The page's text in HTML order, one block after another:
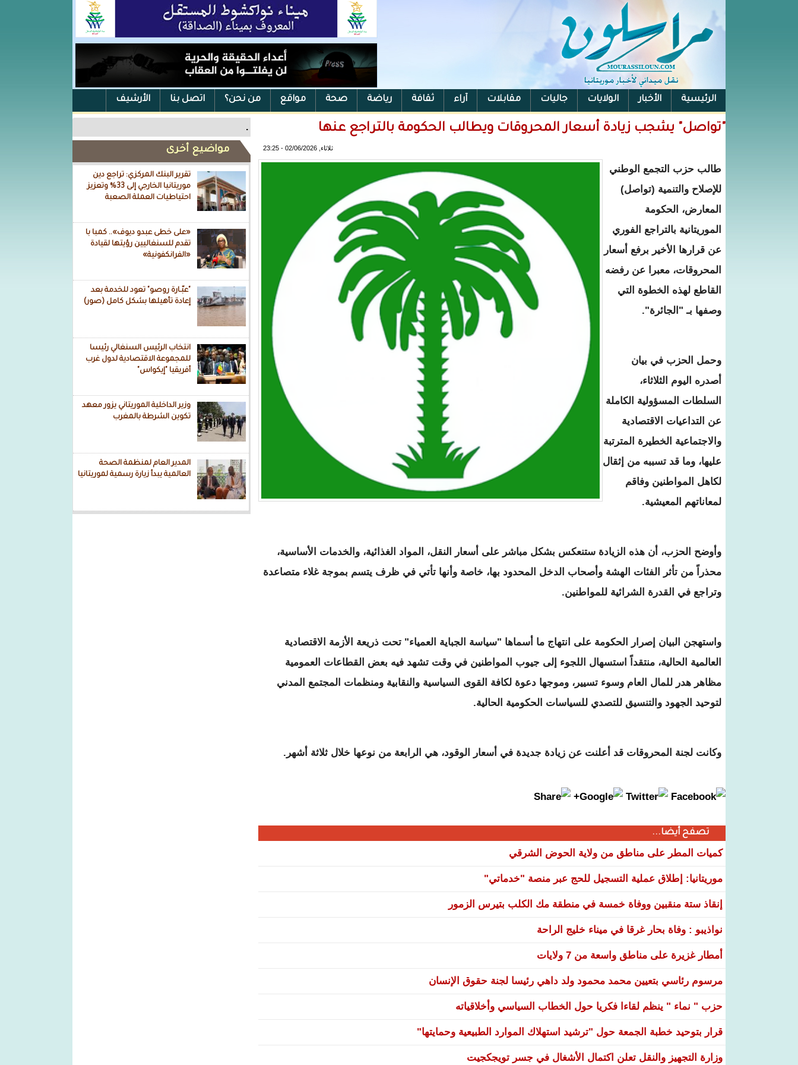
الرئيسية الأخبار الولايات جاليات مقابلات آراء ثقافة رياضة صحة مواقع من نحن؟ اتصل بنا الأرشيف
الفيس بوك .
مواضيع أخرى
تقرير البنك المركزي: تراجع دين
موريتانيا الخارجي إلى 33% وتعزيز
احتياطيات العملة الصعبة
«على خطى عبدو ديوف».. كمبا با
تقدم للسنغاليين رؤيتها لقيادة
«الفرانكفونية»
"عبّـارة روصو" تعود للخدمة بعد
إعادة تأهيلها بشكل كامل (صور)
انتخاب الرئيس السنغالي رئيسا
للمجموعة الاقتصادية لدول غرب
أفريقيا "إيكواس"
وزير الداخلية الموريتاني يزور معهد
تكوين الشرطة بالمغرب
المدير العام لمنظمة الصحة
العالمية يبدأ زيارة رسمية لموريتانيا
"تواصل" يشجب زيادة أسعار المحروقات ويطالب الحكومة بالتراجع عنها
ثلاثاء, 02/06/2026 - 23:25
طالب حزب التجمع الوطني
للإصلاح والتنمية (تواصل)
المعارض، الحكومة
الموريتانية بالتراجع الفوري
عن قرارها الأخير برفع أسعار
المحروقات، معبرا عن رفضه
القاطع لهذه الخطوة التي
وصفها بـ "الجائرة".
وحمل الحزب في بيان
أصدره اليوم الثلاثاء،
السلطات المسؤولية الكاملة
عن التداعيات الاقتصادية
والاجتماعية الخطيرة المترتبة
عليها، وما قد تسببه من إثقال
لكاهل المواطنين وفاقم
لمعاناتهم المعيشية.
وأوضح الحزب، أن هذه الزيادة ستنعكس بشكل مباشر على أسعار النقل، المواد الغذائية، والخدمات الأساسية،
محذراً من تأثر الفئات الهشة وأصحاب الدخل المحدود بها، خاصة وأنها تأتي في ظرف يتسم بموجة غلاء متصاعدة
وتراجع في القدرة الشرائية للمواطنين.
واستهجن البيان إصرار الحكومة على انتهاج ما أسماها "سياسة الجباية العمياء" تحت ذريعة الأزمة الاقتصادية
العالمية الحالية، منتقداً استسهال اللجوء إلى جيوب المواطنين في وقت تشهد فيه بعض القطاعات العمومية
مظاهر هدر للمال العام وسوء تسيير، وموجها دعوة لكافة القوى السياسية والنقابية ومنظمات المجتمع المدني
لتوحيد الجهود والتنسيق للتصدي للسياسات الحكومية الحالية.
وكانت لجنة المحروقات قد أعلنت عن زيادة جديدة في أسعار الوقود، هي الرابعة من نوعها خلال ثلاثة أشهر.
تصفح أيضا...
كميات المطر على مناطق من ولاية الحوض الشرقي
موريتانيا: إطلاق عملية التسجيل للحج عبر منصة "خدماتي"
إنقاذ ستة منقبين ووفاة خمسة في منطقة مك الكلب بتيرس الزمور
نواذيبو : وفاة بحار غرقا في ميناء خليج الراحة
أمطار غزيرة على مناطق واسعة من 7 ولايات
مرسوم رئاسي بتعيين محمد محمود ولد داهي رئيسا لجنة حقوق الإنسان
حزب " نماء " ينظم لقاءا فكريا حول الخطاب السياسي وأخلاقياته
قرار بتوحيد خطبة الجمعة حول "ترشيد استهلاك الموارد الطبيعية وحمايتها"
وزارة التجهيز والنقل تعلن اكتمال الأشغال في جسر تويجكجيت